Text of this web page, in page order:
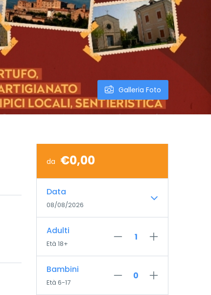
Galleria Foto
da €0,00
Data
08/08/2026
Adulti
Età 18+
Bambini
Età 6-17